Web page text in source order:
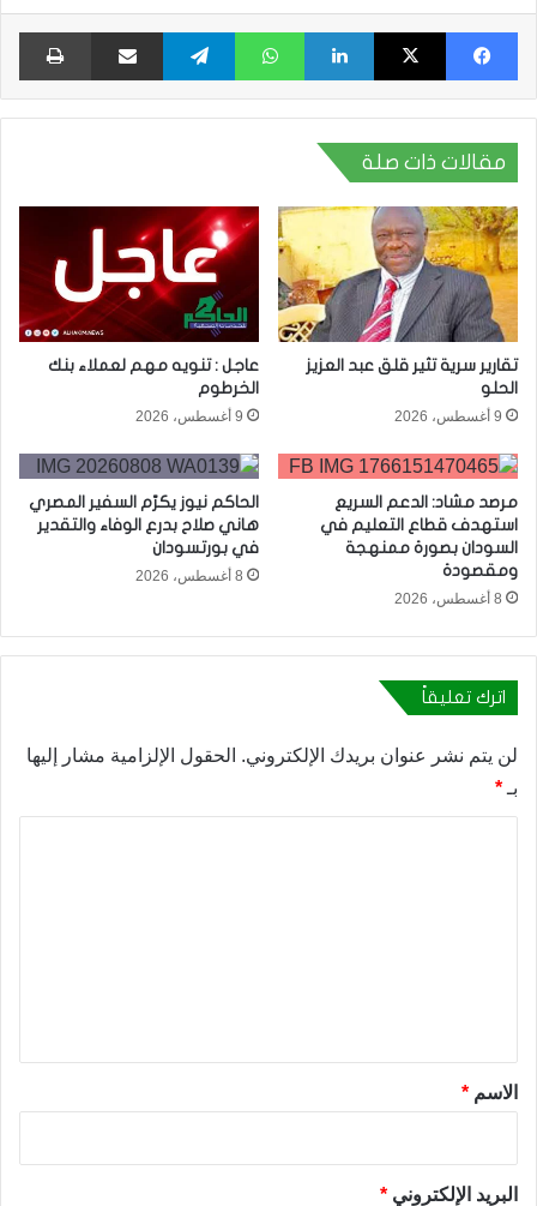
فيسبوك X لينكدإن واتساب تيلقرام مشاركة عبر البريد
مقالات ذات صلة
تقارير سرية تثير قلق عبد العزيز
الحلو
9 أغسطس، 2026
عاجل : تنويه مهم لعملاء بنك
الخرطوم
9 أغسطس، 2026
مرصد مشاد: الدعم السريع
استهدف قطاع التعليم في
السودان بصورة ممنهجة
ومقصودة
8 أغسطس، 2026
الحاكم نيوز يكرّم السفير المصري
هاني صلاح بدرع الوفاء والتقدير
في بورتسودان
8 أغسطس، 2026
اترك تعليقاً
لن يتم نشر عنوان بريدك الإلكتروني. الحقول الإلزامية مشار إليها
بـ *
*الاسم *
البريد الإلكتروني *